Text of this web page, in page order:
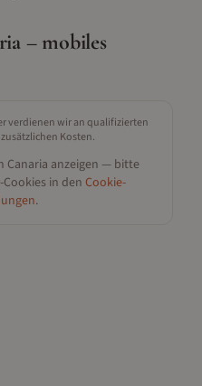
– mobiles
verdienen wir an qualifizierten
Kosten.
Canaria anzeigen — bitte
in den Cookie-
.